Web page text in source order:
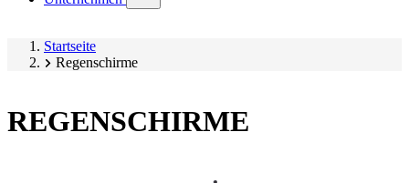
submenu)
Startseite
Regenschirme
REGENSCHIRME